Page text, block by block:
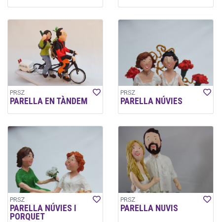
PRSZ
PARELLA EN TÀNDEM
PRSZ
PARELLA NÚVIES
PRSZ
PARELLA NÚVIES I
PORQUET
PRSZ
PARELLA NUVIS